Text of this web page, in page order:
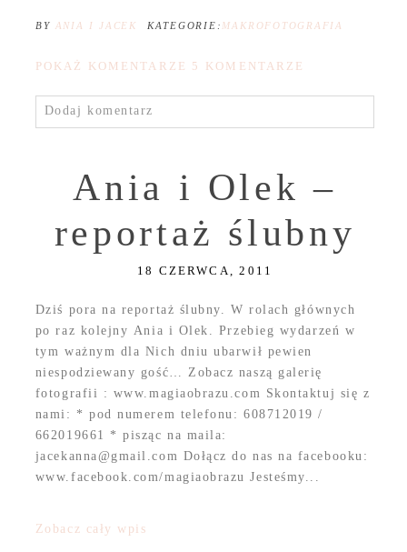
BY ANIA I JACEK KATEGORIE: MAKROFOTOGRAFIA
POKAŻ KOMENTARZE 5 KOMENTARZE
Dodaj komentarz
Ania i Olek –
reportaż ślubny
18 CZERWCA, 2011
Dziś pora na reportaż ślubny. W rolach głównych
po raz kolejny Ania i Olek. Przebieg wydarzeń w
tym ważnym dla Nich dniu ubarwił pewien
niespodziewany gość… Zobacz naszą galerię
fotografii : www.magiaobrazu.com Skontaktuj się z
nami: * pod numerem telefonu: 608712019 /
662019661 * pisząc na maila:
jacekanna@gmail.com Dołącz do nas na facebooku:
www.facebook.com/magiaobrazu Jesteśmy...
Zobacz cały wpis